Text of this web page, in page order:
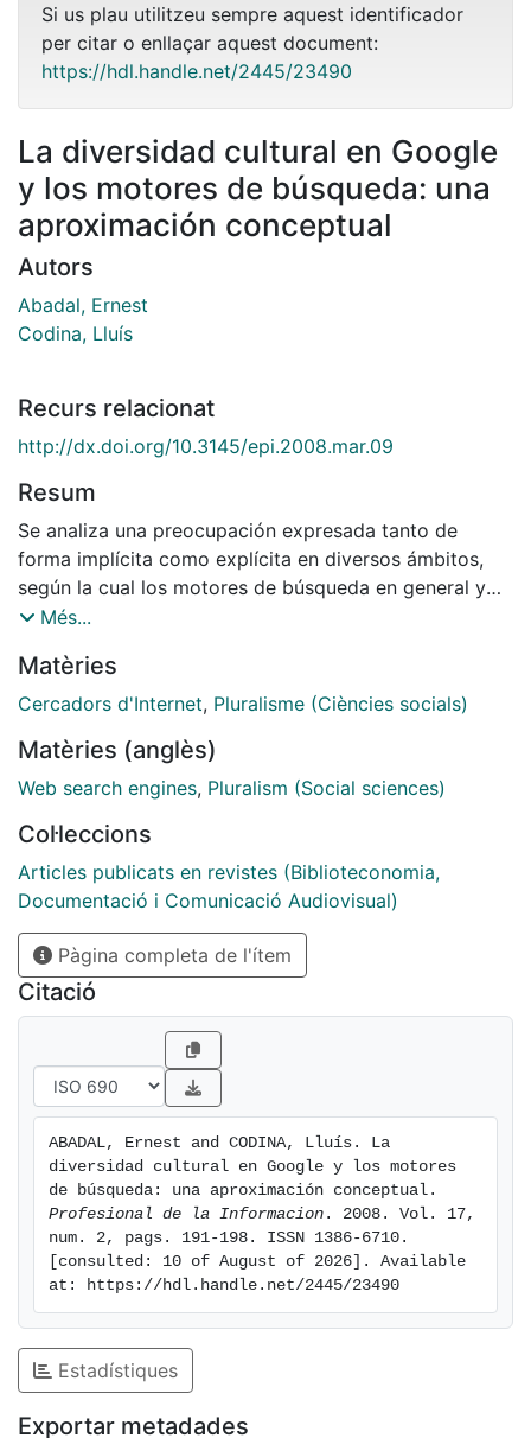
Si us plau utilitzeu sempre aquest identificador
per citar o enllaçar aquest document:
https://hdl.handle.net/2445/23490
La diversidad cultural en Google
y los motores de búsqueda: una
aproximación conceptual
Autors
Abadal, Ernest
Codina, Lluís
Recurs relacionat
http://dx.doi.org/10.3145/epi.2008.mar.09
Resum
Se analiza una preocupación expresada tanto de
forma implícita como explícita en diversos ámbitos,
según la cual los motores de búsqueda en general y
Google en particular, podrían estar utilizando algún
culturales o bien para destacar aquellos que proceden
del ámbito anglosajón en detrimento de los de otras
en una primera aproximación de modo exclusivamente
conceptual, la idea de si el uso intensivo de los
tiempo, resulta una amenaza para la diversidad
cultural. Para ello, en primer lugar y con el fin de
contextualizar este trabajo, se lleva a cabo una
presentación de dos polémicas previas sobre el dilema
proteccionismo o libre flujo de los productos
culturales y a continuación se analizan las
características más relevantes de los motores de
búsqueda (centrándonos en Google en particular) con
el fin de valorar si éstos constituyen una amenaza
creíble a la diversidad cultural e idiomática de la Web.
Més...
Matèries
Cercadors d'Internet, Pluralisme (Ciències socials)
Matèries (anglès)
Web search engines, Pluralism (Social sciences)
Col·leccions
Articles publicats en revistes (Biblioteconomia,
Documentació i Comunicació Audiovisual)
Pàgina completa de l'ítem
Citació
ABADAL, Ernest and CODINA, Lluís. La
diversidad cultural en Google y los motores
Profesional de la Informacion . 2008. Vol. 17,
num. 2, pags. 191-198. ISSN 1386-6710.
[consulted: 10 of August of 2026]. Available
at: https://hdl.handle.net/2445/23490
Estadístiques
Exportar metadades